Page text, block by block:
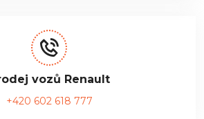
vozů Renault
+420 602 618 777